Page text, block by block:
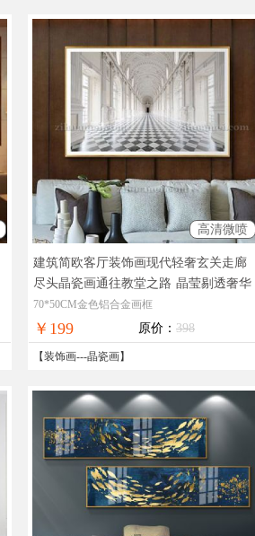
高清微喷
建筑简欧客厅装饰画现代轻奢玄关走廊
尽头晶瓷画通往教堂之路 晶莹剔透奢华
极致工厂直销十五天无理由退换
70*50CM金色铝合金画框
￥199 原价： 398
【装饰画---晶瓷画】